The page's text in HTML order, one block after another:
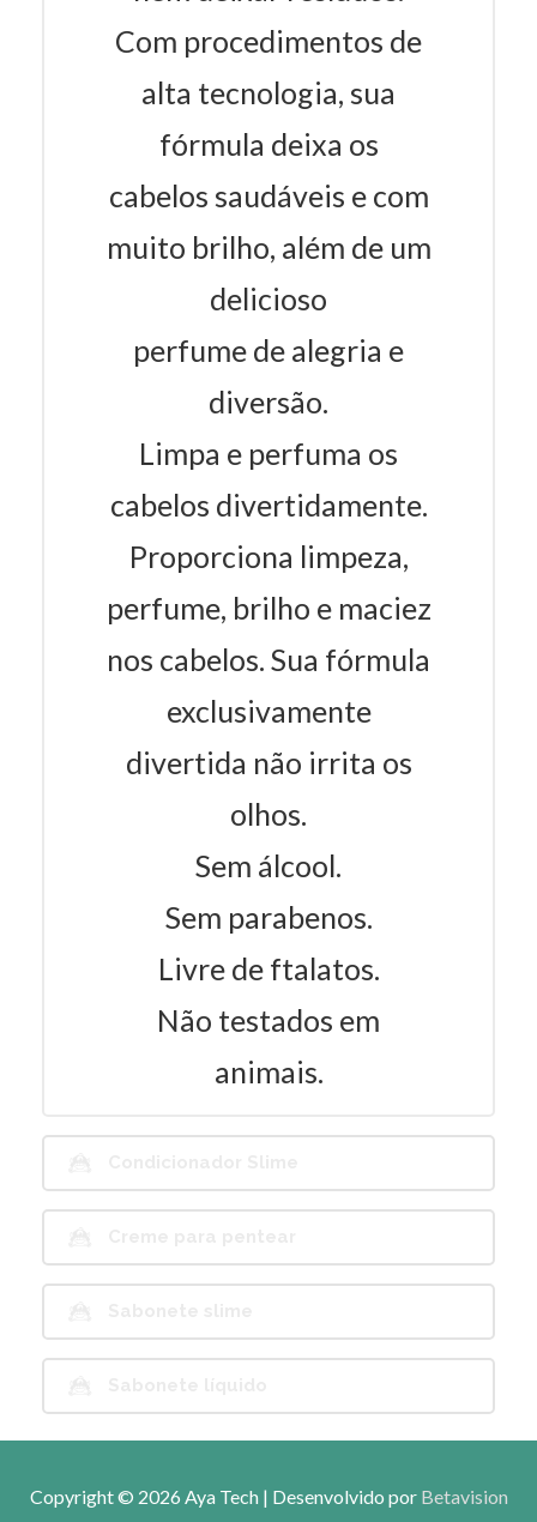
Com procedimentos de
alta tecnologia, sua
fórmula deixa os
cabelos saudáveis e com
muito brilho, além de um
delicioso
perfume de alegria e
diversão.
Limpa e perfuma os
cabelos divertidamente.
Proporciona limpeza,
perfume, brilho e maciez
nos cabelos. Sua fórmula
exclusivamente
divertida não irrita os
olhos.
Sem álcool.
Sem parabenos.
Livre de ftalatos.
Não testados em
animais.
Copyright © 2026 Aya Tech| Desenvolvido por Betavision